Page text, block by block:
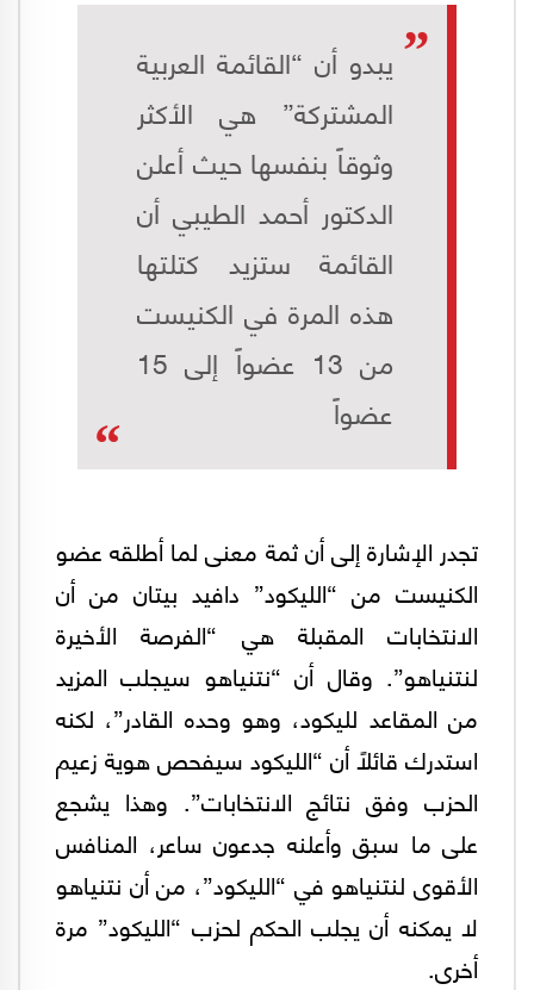
يبدو أن “القائمة العربية
المشتركة” هي الأكثر
وثوقاً بنفسها حيث أعلن
الدكتور أحمد الطيبي أن
القائمة ستزيد كتلتها
هذه المرة في الكنيست
من 13 عضواً إلى 15
عضواً
تجدر الإشارة إلى أن ثمة معنى لما أطلقه عضو
الكنيست من “الليكود” دافيد بيتان من أن
الانتخابات المقبلة هي “الفرصة الأخيرة
لنتنياهو”. وقال أن “نتنياهو سيجلب المزيد
من المقاعد لليكود، وهو وحده القادر”، لكنه
استدرك قائلاً أن “الليكود سيفحص هوية زعيم
الحزب وفق نتائج الانتخابات”. وهذا يشجع
على ما سبق وأعلنه جدعون ساعر، المنافس
الأقوى لنتنياهو في “الليكود”، من أن نتنياهو
لا يمكنه أن يجلب الحكم لحزب “الليكود” مرة
أخرى.